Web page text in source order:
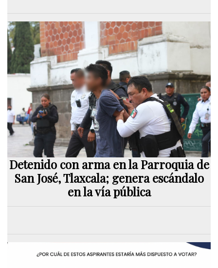
Detenido con arma en la Parroquia de
San José, Tlaxcala; genera escándalo
en la vía pública